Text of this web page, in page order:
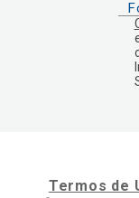
Termos de